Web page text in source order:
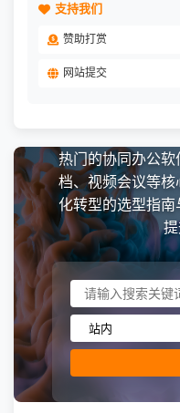
支持我们
赞助打赏
网站提交
热门的协同办公
档、视频会议等
化转型的选型指